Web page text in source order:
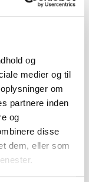
og
medier og til
om
partnere inden
og
disse
dem, eller som
løst.
3.930,00kr.
kr. ekskl. moms